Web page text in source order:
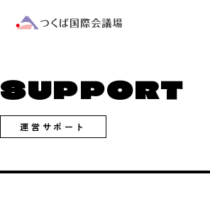
SUPPORT
運営サポート